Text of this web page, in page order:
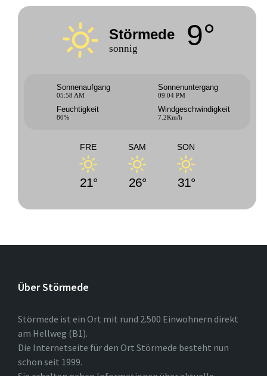
Störmede
sonnig 9°
Sonnenaufgang
05:58 AM
Sonnenuntergang
09:04 PM
Feuchtigkeit
80%
Windgeschwindigkeit
7.2Km/h
FRE
21°
SAM
26°
SON
31°
Über Störmede
Störmede ist ein Ort mit rund 2.500 Einwohnern direkt
am Hellweg (B1).
Die Internetseite für den Ort Störmede besteht nun
schon seit 1999.